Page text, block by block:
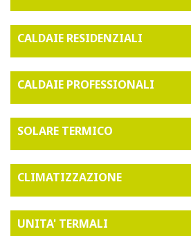
CALDAIE RESIDENZIALI
CALDAIE PROFESSIONALI
SOLARE TERMICO
CLIMATIZZAZIONE
UNITA' TERMALI